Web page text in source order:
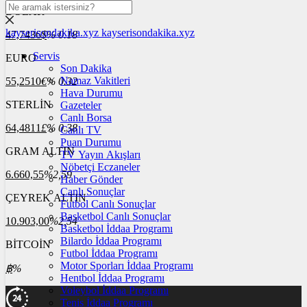
DOLAR
47,7436$% 0.18
EURO
55,2510€% 0.32
STERLİN
64,4811£% 0.38
GRAM ALTIN
6.660,55%2,59
ÇEYREK ALTIN
10.903,00%2,54
BİTCOİN
฿%
kayserisondakika.xyz kayserisondakika.xyz
Servis
Son Dakika
Namaz Vakitleri
Hava Durumu
Gazeteler
Canlı Borsa
Canlı TV
Puan Durumu
TV Yayın Akışları
Nöbetçi Eczaneler
Haber Gönder
Canlı Sonuçlar
Futbol Canlı Sonuçlar
Basketbol Canlı Sonuçlar
Basketbol İddaa Programı
Bilardo İddaa Programı
Futbol İddaa Programı
Motor Sporları İddaa Programı
Hentbol İddaa Programı
Voleybol İddaa Programı
Tenis İddaa Programı